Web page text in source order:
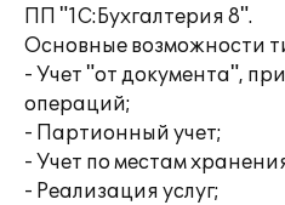
ПП "1С:Бухгалтерия 8".
Основные возможности
- Учет "от документа",
операций;
- Партионный учет;
- Учет по местам
- Реализация услуг;